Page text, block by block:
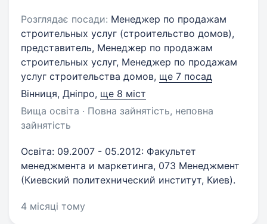
Розглядає посади: Менеджер по продажам
строительных услуг (строительство домов),
представитель, Менеджер по продажам
строительных услуг, Менеджер по продажам
услуг строительства домов, ще 7 посад
Вінниця, Дніпро, ще 8 міст
Вища освіта · Повна зайнятість, неповна
зайнятість
Освіта: 09.2007 - 05.2012: Факультет
менеджмента и маркетинга, 073 Менеджмент
(Киевский политехнический институт, Киев).
4 місяці тому